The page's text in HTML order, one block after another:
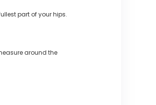
part of your hips.
around the